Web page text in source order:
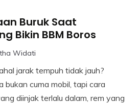
Buruk Saat
Bikin BBM Boros
Widati
jarak tempuh tidak jauh?
bukan cuma mobil, tapi cara
diinjak terlalu dalam, rem yang